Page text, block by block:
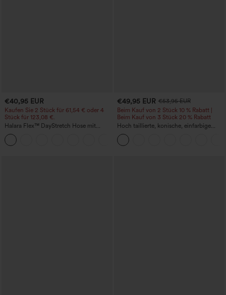
€40,95 EUR
Kaufen Sie 2 Stück für 61,54 € oder 4
Stück für 123,08 €.
Halara Flex™ DayStretch Hose mit
mittlerer Bundhöhe, seitlicher
Reißverschlusstasche und
Work‑Flare‑Schnitt
€49,95 EUR €53,95 EUR
Beim Kauf von 2 Stück 10 % Rabatt |
Beim Kauf von 3 Stück 20 % Rabatt
Hoch taillierte, konische, einfarbige
Anzughose mit Seitentaschen